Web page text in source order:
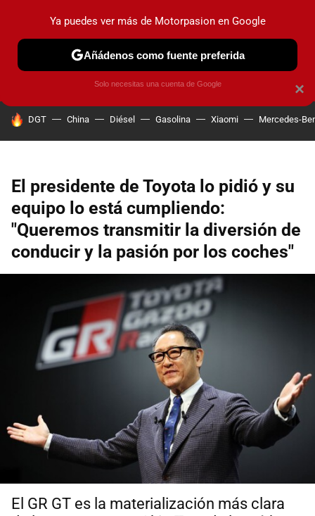
PRUEBAS COCHES ELÉCTRICOS OBSERVATORIO
HOY SE HABLA DE
DGT China Diésel Gasolina Xiaomi Mercedes-
El presidente de Toyota lo pidió y su
equipo lo está cumpliendo:
"Queremos transmitir la diversión de
conducir y la pasión por los coches"
El GR GT es la materialización más clara
×
Ya puedes ver más de Motorpasion en Google
Añádenos como fuente preferida
Solo necesitas una cuenta de Google